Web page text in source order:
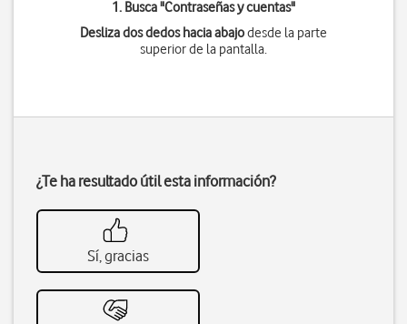
1. Busca "Contraseñas y cuentas"
Desliza dos dedos hacia abajodesde la parte
superior de la pantalla.
¿Te ha resultado útil esta información?
Sí, gracias